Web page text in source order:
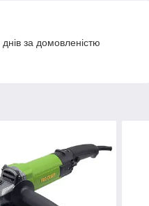
за домовленістю